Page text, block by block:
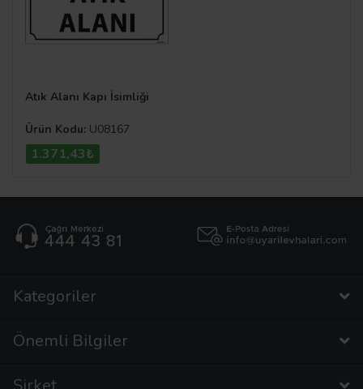
Atık Alanı Kapı İsimliği
Ürün Kodu: U08167
1.371,43₺
Kategoriler
Önemli Bilgiler